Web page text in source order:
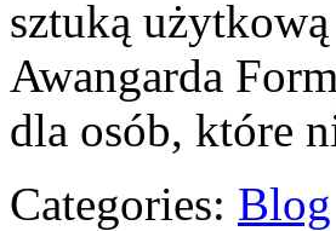
sztuką
Awangarda
dla osób, które
Categories: Blog